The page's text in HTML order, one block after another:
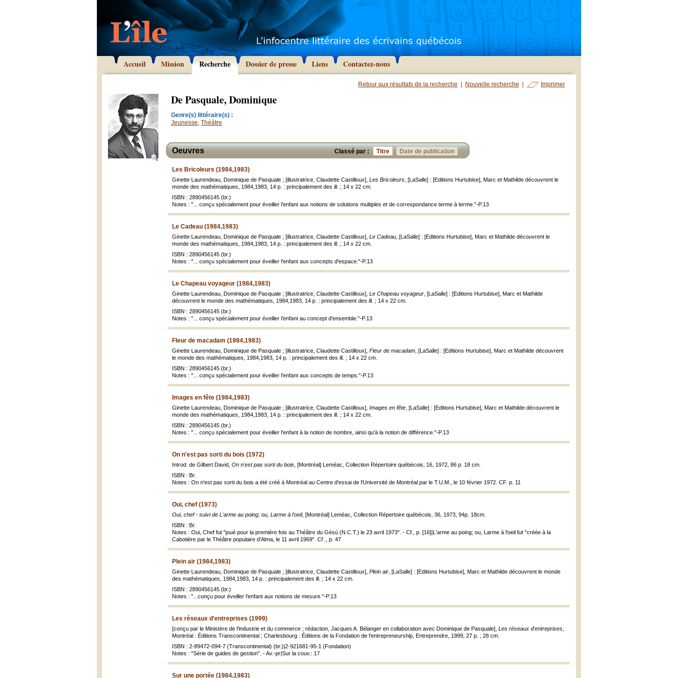
Accueil Mission Recherche Dossier de presse Liens Contactez-nous
Retour aux résultats de la recherche Nouvelle recherche Imprimer
De Pasquale, Dominique
Genre(s) littéraire(s) :
Jeunesse, Théâtre
Classé par : Titre Date de publication
Oeuvres
Les Bricoleurs (1984,1983)
Ginette Laurendeau, Dominique de Pasquale ; [illustratrice, Claudette Castilloux], Les Bricoleurs , [LaSalle] : [Editions Hurtubise], Marc et Mathilde découvrent le
monde des mathématiques, 1984,1983, 14 p. : principalement des ill. ; 14 x 22 cm.
ISBN : 2890456145 (br.)
Notes : "... conçu spécialement pour éveiller l'enfant aux notions de solutions multiples et de correspondance terme à terme."-P.13
Le Cadeau (1984,1983)
Ginette Laurendeau, Dominique de Pasquale ; [illustratrice, Claudette Castilloux], Le Cadeau , [LaSalle] : [Editions Hurtubise], Marc et Mathilde découvrent le
monde des mathématiques, 1984,1983, 14 p. : principalement des ill. ; 14 x 22 cm.
ISBN : 2890456145 (br.)
Notes : "... conçu spécialement pour éveiller l'enfant aux concepts d'espace."-P.13
Le Chapeau voyageur (1984,1983)
Ginette Laurendeau, Dominique de Pasquale ; [illustratrice, Claudette Castilloux], Le Chapeau voyageur , [LaSalle] : [Editions Hurtubise], Marc et Mathilde
découvrent le monde des mathématiques, 1984,1983, 14 p. : principalement des ill. ; 14 x 22 cm.
ISBN : 2890456145 (br.)
Notes : "... conçu spécialement pour éveiller l'enfant au concept d'ensemble."-P.13
Fleur de macadam (1984,1983)
Ginette Laurendeau, Dominique de Pasquale ; [illustratrice, Claudette Castilloux], Fleur de macadam , [LaSalle] : [Editions Hurtubise], Marc et Mathilde découvrent
le monde des mathématiques, 1984,1983, 14 p. : principalement des ill. ; 14 x 22 cm.
ISBN : 2890456145 (br.)
Notes : "... conçu spécialement pour éveiller l'enfant aux concepts de temps."-P.13
Images en fête (1984,1983)
Ginette Laurendeau, Dominique de Pasquale ; [illustratrice, Claudette Castilloux], Images en fête , [LaSalle] : [Editions Hurtubise], Marc et Mathilde découvrent le
monde des mathématiques, 1984,1983, 14 p. : principalement des ill. ; 14 x 22 cm.
ISBN : 2890456145 (br.)
Notes : "... conçu spécialement pour éveiller l'enfant à la notion de nombre, ainsi qu'à la notion de différence."-P.13
On n'est pas sorti du bois (1972)
Introd. de Gilbert David, On n'est pas sorti du bois , [Montréal] Leméac, Collection Répertoire québécois, 16, 1972, 86 p. 18 cm.
ISBN : Br.
Notes : On n'est pas sorti du bois a été créé à Montréal au Centre d'essai de l'Université de Montréal par le T.U.M., le 10 février 1972. CF. p. 11
Oui, chef (1973)
Oui, chef - suivi de L'arme au poing; ou, Larme à l'oeil, [Montréal] Leméac, Collection Répertoire québécois, 36, 1973, 94p. 18cm.
ISBN : Br.
Notes : Oui, Chef fut "joué pour la première fois au Théâtre du Gésù (N.C.T.) le 23 avril 1973". - Cf., p. [16]|L'arme au poing; ou, Larme à l'oeil fut "créée à la
Cabotière par le Théâtre populaire d'Alma, le 11 avril 1969". Cf ., p. 47
Plein air (1984,1983)
Ginette Laurendeau, Dominique de Pasquale ; [illustratrice, Claudette Castilloux], Plein air , [LaSalle] : [Editions Hurtubise], Marc et Mathilde découvrent le monde
des mathématiques, 1984,1983, 14 p. : principalement des ill. ; 14 x 22 cm.
ISBN : 2890456145 (br.)
Notes : "...conçu pour éveiller l'enfant aux notions de mesure."-P.13
Les réseaux d'entreprises (1999)
[conçu par le Ministère de l'industrie et du commerce ; rédaction, Jacques A. Bélanger en collaboration avec Dominique de Pasquale], Les réseaux d'entreprises
Montréal : Éditions Transcontinental ; Charlesbourg : Éditions de la Fondation de l'entrepreneurship, Entreprendre, 1999, 27 p. ; 28 cm.
ISBN : 2-89472-094-7 (Transcontinental) (br.)|2-921681-95-1 (Fondation)
Notes : "Série de guides de gestion". - Av.-pr|Sur la couv.: 17
Sur une portée (1984,1983)